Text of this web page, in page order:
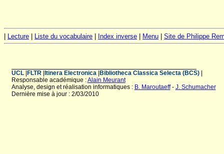
| Lecture | Liste du vocabulaire | Index inverse | Menu | Site de Philippe
UCL|FLTR |Itinera Electronica |Bibliotheca Classica Selecta (BCS)|
Responsable académique :Alain Meurant
Analyse, design et réalisation informatiques : B. Maroutaeff- J. Schumacher
Dernière mise à jour : 2/03/2010